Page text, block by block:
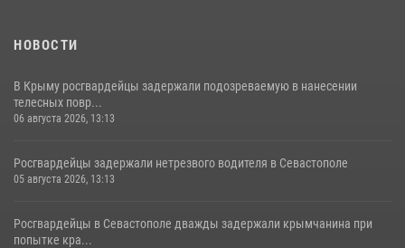
НОВОСТИ
В Крыму росгвардейцы задержали подозреваемую в нанесении
телесных повр...
06 августа 2026, 13:13
Росгвардейцы задержали нетрезвого водителя в Севастополе
05 августа 2026, 13:13
Росгвардейцы в Севастополе дважды задержали крымчанина при
попытке кра...